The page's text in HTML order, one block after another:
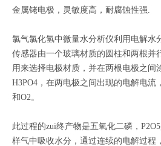
金属铑电极，灵敏度高，耐腐蚀性强.
氯气氯化氢中微量水分析仪利用电解水
传感器由一个玻璃材质的圆柱和两根并
用来选择电极材质，并在两根电极之间
H3PO4，在两电极之间出现的电解电流
和O2。
此过程的zui终产物是五氧化二磷，
样气中吸收水分，通过连续的电解过程